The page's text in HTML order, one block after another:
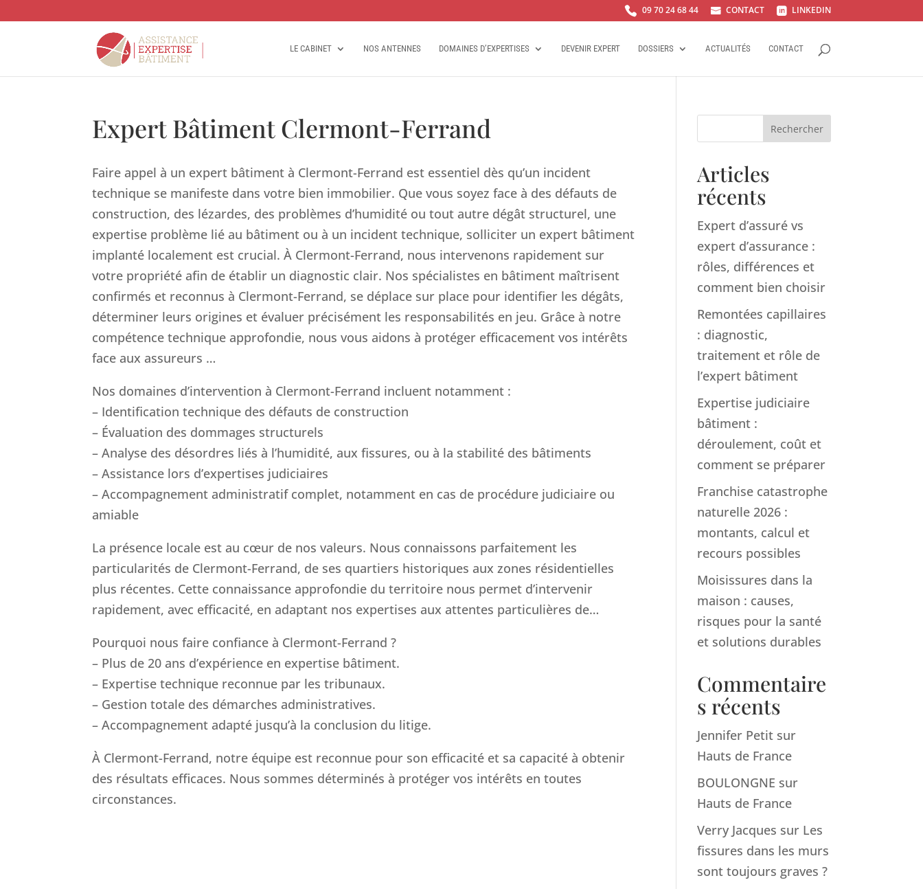
 09 70 24 68 44  CONTACT  LINKEDIN
LE CABINET NOS ANTENNES DOMAINES D’EXPERTISES DEVENIR EXPERT DOSSIERS ACTUALITÉS CONTACT
Expert Bâtiment Clermont-Ferrand
Faire appel à un expert bâtiment à Clermont-Ferrand est essentiel dès qu’un incident
technique se manifeste dans votre bien immobilier. Que vous soyez face à des défauts de
construction, des lézardes, des problèmes d’humidité ou tout autre dégât structurel, une
expertise problème lié au bâtiment ou à un incident technique, solliciter un expert bâtiment
implanté localement est crucial. À Clermont-Ferrand, nous intervenons rapidement sur
votre propriété afin de établir un diagnostic clair. Nos spécialistes en bâtiment maîtrisent
confirmés et reconnus à Clermont-Ferrand, se déplace sur place pour identifier les dégâts,
déterminer leurs origines et évaluer précisément les responsabilités en jeu. Grâce à notre
compétence technique approfondie, nous vous aidons à protéger efficacement vos intérêts
face aux assureurs …
Nos domaines d’intervention à Clermont-Ferrand incluent notamment :
– Identification technique des défauts de construction
– Évaluation des dommages structurels
– Analyse des désordres liés à l’humidité, aux fissures, ou à la stabilité des bâtiments
– Assistance lors d’expertises judiciaires
– Accompagnement administratif complet, notamment en cas de procédure judiciaire ou
amiable
La présence locale est au cœur de nos valeurs. Nous connaissons parfaitement les
particularités de Clermont-Ferrand, de ses quartiers historiques aux zones résidentielles
plus récentes. Cette connaissance approfondie du territoire nous permet d’intervenir
rapidement, avec efficacité, en adaptant nos expertises aux attentes particulières de…
Pourquoi nous faire confiance à Clermont-Ferrand ?
– Plus de 20 ans d’expérience en expertise bâtiment.
– Expertise technique reconnue par les tribunaux.
– Gestion totale des démarches administratives.
– Accompagnement adapté jusqu’à la conclusion du litige.
À Clermont-Ferrand, notre équipe est reconnue pour son efficacité et sa capacité à obtenir
des résultats efficaces. Nous sommes déterminés à protéger vos intérêts en toutes
circonstances.
Rechercher
Articles
récents
Expert d’assuré vs
expert d’assurance :
rôles, différences et
comment bien choisir
Remontées capillaires
: diagnostic,
traitement et rôle de
l’expert bâtiment
Expertise judiciaire
bâtiment :
déroulement, coût et
comment se préparer
Franchise catastrophe
naturelle 2026 :
montants, calcul et
recours possibles
Moisissures dans la
maison : causes,
risques pour la santé
et solutions durables
Commentaire
s récents
Jennifer Petit sur
Hauts de France
BOULONGNE sur
Hauts de France
Verry Jacques sur Les
fissures dans les murs
sont toujours graves ?